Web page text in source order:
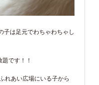
子は足元でわちゃわちゃし
です！！
れあい広場にいる子から